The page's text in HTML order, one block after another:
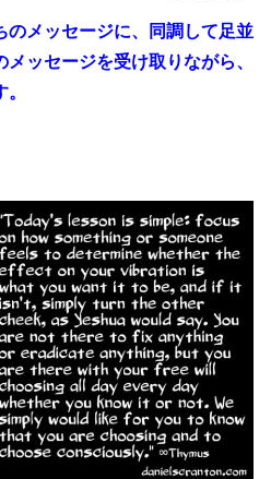
のメッセージに、同調して足並
ッセージを受け取りながら、